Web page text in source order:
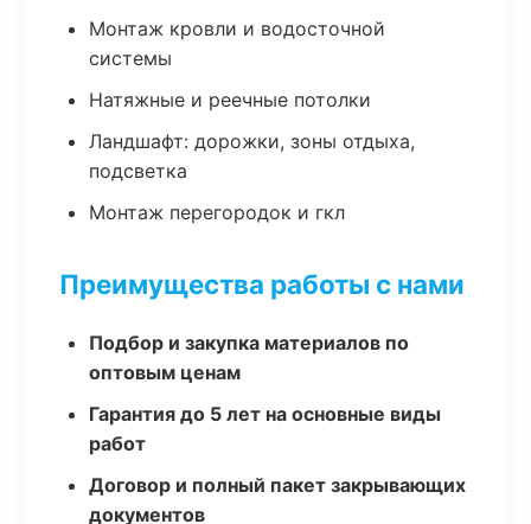
Монтаж кровли и водосточной
системы
Натяжные и реечные потолки
Ландшафт: дорожки, зоны отдыха,
подсветка
Монтаж перегородок и гкл
Преимущества работы с нами
Подбор и закупка материалов по
оптовым ценам
Гарантия до 5 лет на основные виды
работ
Договор и полный пакет закрывающих
документов